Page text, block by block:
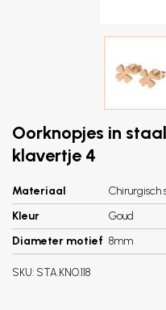
Oorknopjes in
klavertje 4
Materiaal
Chirurgisch
Kleur
Goud
Diameter motief 8mm
SKU: STA.KNO.118